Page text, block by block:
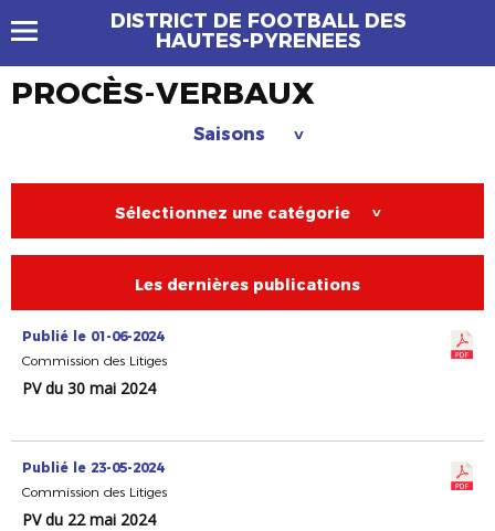
DISTRICT DE FOOTBALL DES
HAUTES-PYRENEES
PROCÈS-VERBAUX
Saisons >
Sélectionnez une catégorie >
Les dernières publications
Publié le 01-06-2024
Commission des Litiges
PV du 30 mai 2024
Publié le 23-05-2024
Commission des Litiges
PV du 22 mai 2024